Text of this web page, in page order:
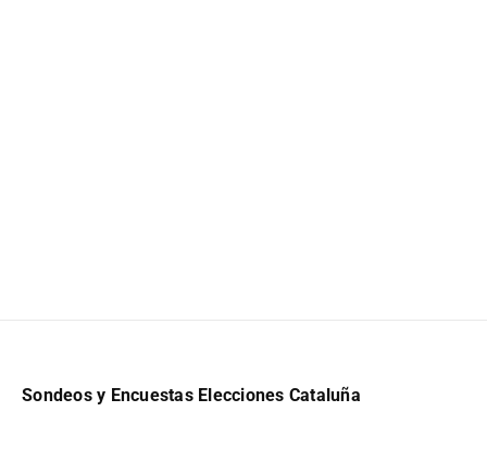
Sondeos y Encuestas Elecciones Cataluña